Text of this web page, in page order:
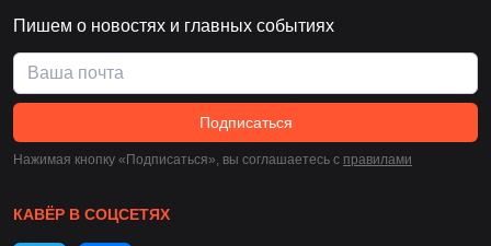
Пишем о новостях и главных событиях
Подписаться
Нажимая кнопку «Подписаться», вы соглашаетесь c правилами
КАВЁР В СОЦСЕТЯХ